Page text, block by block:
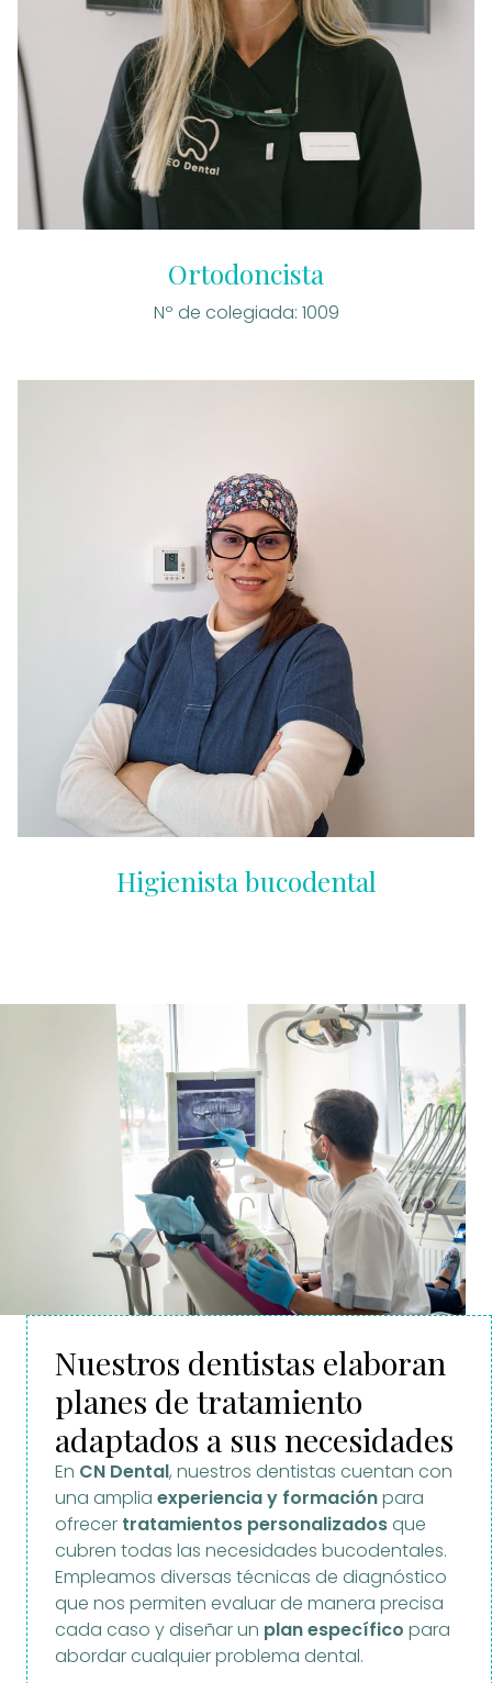
Ortodoncista
Nº de colegiada: 1009
Higienista bucodental
Nuestros dentistas elaboran
planes de tratamiento
adaptados a sus necesidades
En CN Dental, nuestros dentistas cuentan con
una ampliaexperiencia y formaciónpara
ofrecer tratamientos personalizadosque
cubren todas las necesidades bucodentales.
Empleamos diversas técnicas de diagnóstico
que nos permiten evaluar de manera precisa
cada caso y diseñar un plan específico para
abordar cualquier problema dental.